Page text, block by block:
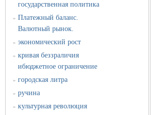
государственная политика
» Платежный баланс.
Валютный рынок.
» экономический рост
» кривая беззраличия
ибюджетное ограничение
» городская литра
» ручина
» культурная революция